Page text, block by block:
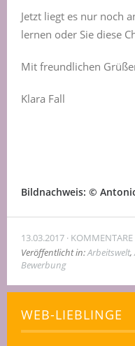
Jetzt liegt es nur noch
lernen oder Sie diese
Mit freundlichen
Klara Fall
Bildnachweis: ©
13.03.2017 KOMMENTARE
Veröffentlicht in:Arbeitswelt,
Bewerbung
WEB-LIEBLINGE